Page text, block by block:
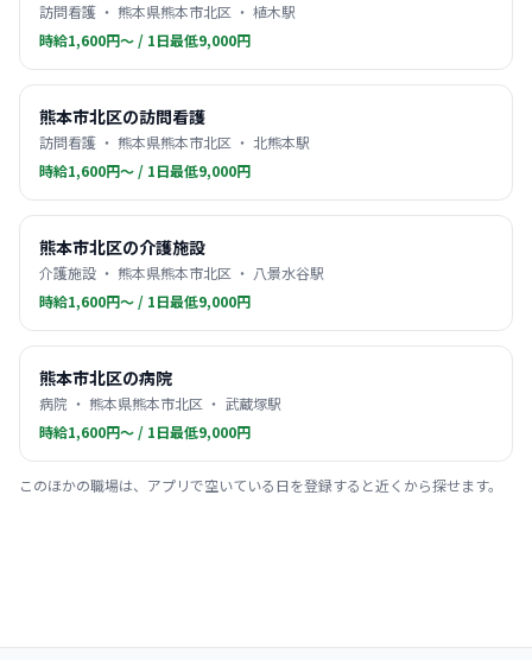
訪問看護 ・ 熊本県熊本市北区 ・ 植木駅
時給1,600円〜 / 1日最低9,000円
熊本市北区の訪問看護
訪問看護 ・ 熊本県熊本市北区 ・ 北熊本駅
時給1,600円〜 / 1日最低9,000円
熊本市北区の介護施設
介護施設 ・ 熊本県熊本市北区 ・ 八景水谷駅
時給1,600円〜 / 1日最低9,000円
熊本市北区の病院
病院 ・ 熊本県熊本市北区 ・ 武蔵塚駅
時給1,600円〜 / 1日最低9,000円
このほかの職場は、アプリで空いている日を登録すると近くから探せます。